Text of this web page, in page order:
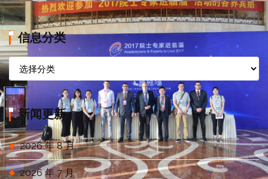
信息分类
信
息
分
类新闻更新
2026 年 8 月
2026 年 7 月